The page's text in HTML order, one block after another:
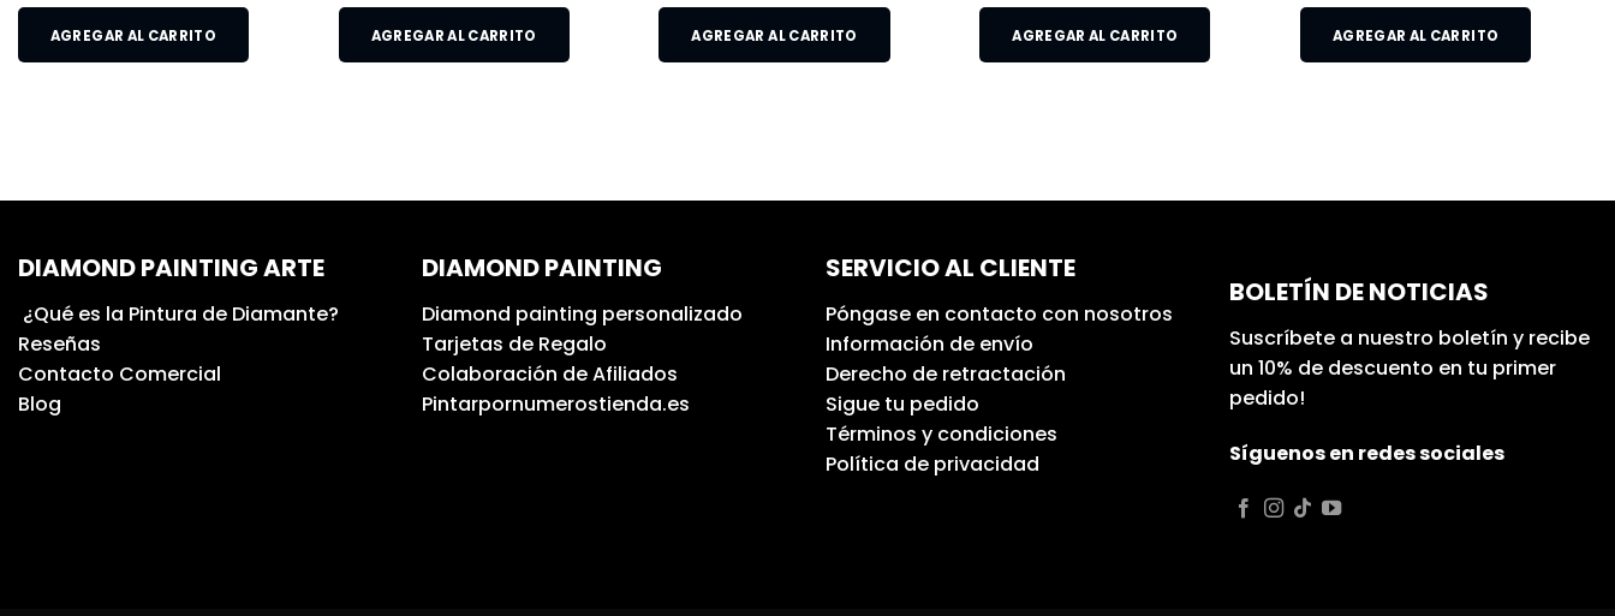
AGREGAR AL CARRITO AGREGAR AL CARRITO AGREGAR AL CARRITO AGREGAR AL CARRITO AGREGAR AL CARRITO
DIAMOND PAINTING ARTE
¿Qué es la Pintura de Diamante?
Reseñas
Contacto Comercial
Blog
DIAMOND PAINTING
Diamond painting personalizado
Tarjetas de Regalo
Colaboración de Afiliados
Pintarpornumerostienda.es
SERVICIO AL CLIENTE
Póngase en contacto con nosotros
Información de envío
Derecho de retractación
Sigue tu pedido
Términos y condiciones
Política de privacidad
BOLETÍN DE NOTICIAS
Suscríbete a nuestro boletín y recibe
un 10% de descuento en tu primer
pedido!
Síguenos en redes sociales